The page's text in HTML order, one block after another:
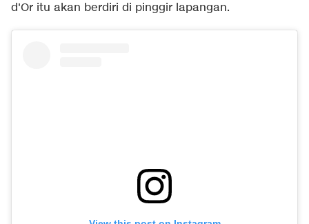
d'Or itu akan berdiri di pinggir lapangan.